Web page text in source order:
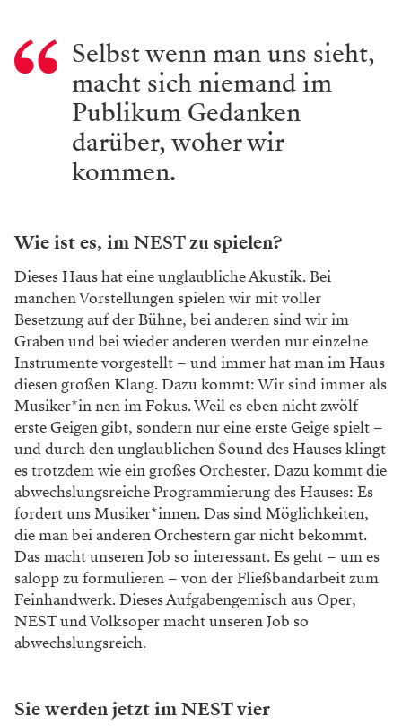
Selbst wenn man uns sieht,
macht sich niemand im
Publikum Gedanken
darüber, woher wir
kommen.
Wie ist es, im NEST zu spielen?
Dieses Haus hat eine unglaubliche Akustik. Bei
manchen Vorstellungen spielen wir mit voller
Besetzung auf der Bühne, bei anderen sind wirim
Graben und bei wieder anderen werden nureinzelne
Instrumente vorgestellt – und immerhat man im Haus
diesen großen Klang. Dazukommt: Wir sind immer als
Musiker*innen im Fokus. Weil es eben nicht zwölf
ersteGeigen gibt, sondern nur eine erste Geige spielt –
und durch den unglaublichen Sounddes Hauses klingt
es trotzdem wie ein großesOrchester. Dazu kommt die
abwechslungsreicheProgrammierung des Hauses: Es
fordert unsMusiker*innen. Das sind Möglichkeiten,
die manbei anderen Orchestern gar nicht bekommt.
Dasmacht unseren Job so interessant. Es geht – um es
salopp zu formulieren – von der Fließbandarbeitzum
Feinhandwerk. Dieses Aufgabengemischaus Oper,
NEST und Volksoper macht unseren Job so
abwechslungsreich.
Sie werden jetzt im NEST vier